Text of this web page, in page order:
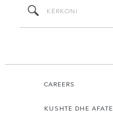
CAREERS
KUSHTE DHE AFATE